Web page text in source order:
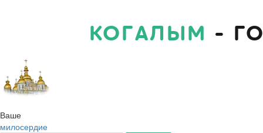
КОГАЛЫМ -
Ваше
милосердие